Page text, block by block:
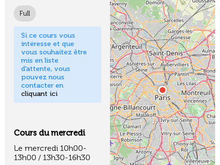
Full
Si ce cours vous
intéresse et que
vous souhaitez être
mis en liste
d'attente, vous
pouvez nous
contacter en
cliquant ici
Cours du mercredi
Le mercredi 10h00-
13h00 / 13h30-16h30